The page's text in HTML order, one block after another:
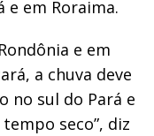
e em Roraima.
e em
a chuva deve
no sul do Pará e
seco”, diz